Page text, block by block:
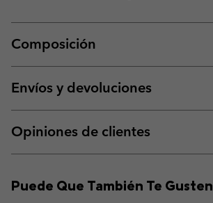
Composición
Envíos y devoluciones
Opiniones de clientes
Puede Que También Te Gusten